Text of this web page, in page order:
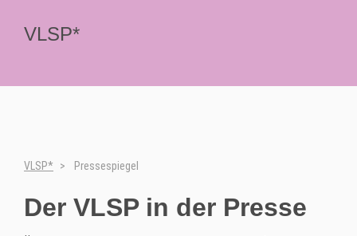
VLSP*
VLSP* Pressespiegel
Der VLSP in der Presse